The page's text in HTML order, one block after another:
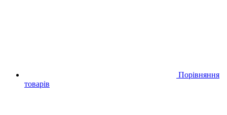
Порівняння
товарів